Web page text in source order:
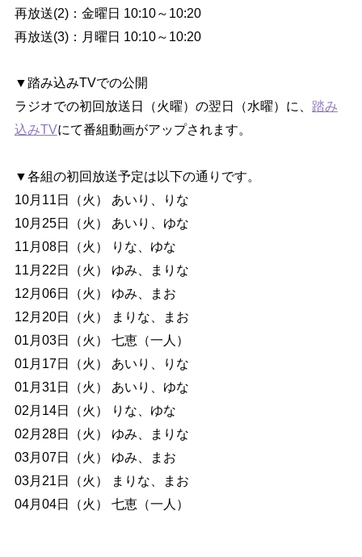
再放送(2)：金曜日 10:10～10:20
再放送(3)：月曜日 10:10～10:20
▼踏み込みTVでの公開
ラジオでの初回放送日（火曜）の翌日（水曜）に、 踏み
込みTVにて番組動画がアップされます。
▼各組の初回放送予定は以下の通りです。
10月11日（火） あいり、りな
10月25日（火） あいり、ゆな
11月08日（火） りな、ゆな
11月22日（火） ゆみ、まりな
12月06日（火） ゆみ、まお
12月20日（火） まりな、まお
01月03日（火） 七恵（一人）
01月17日（火） あいり、りな
01月31日（火） あいり、ゆな
02月14日（火） りな、ゆな
02月28日（火） ゆみ、まりな
03月07日（火） ゆみ、まお
03月21日（火） まりな、まお
04月04日（火） 七恵（一人）